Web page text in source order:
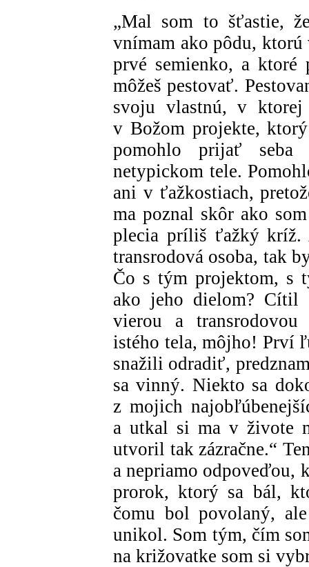
„Mal som to šťastie,
vnímam ako pôdu,
prvé semienko, a
môžeš pestovať.
svoju vlastnú, v
v Božom projekte,
pomohlo prijať seba
netypickom tele.
ani v ťažkostiach,
ma poznal skôr ako
plecia príliš ťažký kríž.
transrodová osoba, tak
Čo s tým projektom, s
ako jeho dielom? Cítil
vierou a
istého tela, môjho! Prví
snažili odradiť,
sa vinný. Niekto sa
z mojich
a utkal si ma v živote
utvoril tak zázračne.“
a nepriamo odpoveďou,
prorok, ktorý sa bál,
čomu bol povolaný,
unikol. Som tým, čím
na križovatke som si